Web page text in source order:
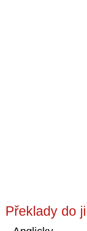
Překlady do